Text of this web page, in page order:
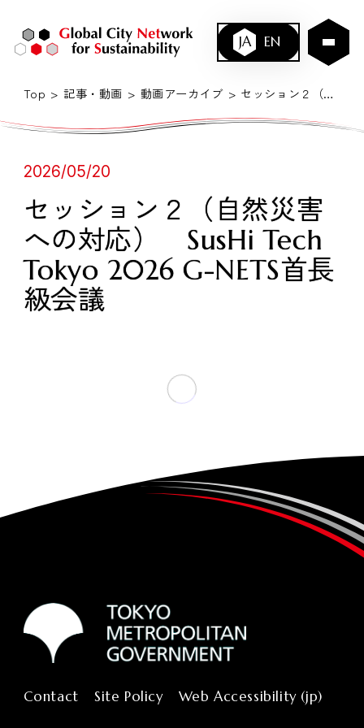
JA EN
Top 記事・動画 動画アーカイブ セッション２（自然災害への対応） SusHi Tech Tokyo 2026 G-NETS首長級会議
2026/05/20
セッション２（自然災害
への対応） SusHi Tech
Tokyo 2026 G-NETS首長
級会議
Contact Site Policy Web Accessibility (jp)